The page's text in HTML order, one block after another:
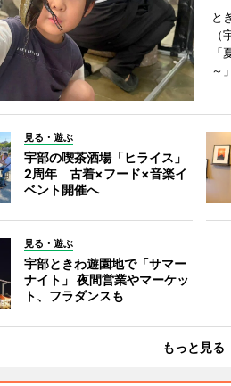
と
～
見る・遊ぶ
宇部の喫茶酒場「ヒライス」
2周年 古着×フード×音楽イ
ベント開催へ
見る・遊ぶ
宇部ときわ遊園地で「サマー
ナイト」 夜間営業やマーケッ
ト、フラダンスも
もっと見る